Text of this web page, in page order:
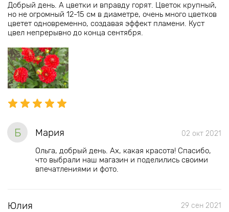
Добрый день. А цветки и вправду горят. Цветок крупный,
но не огромный 12-15 см в диаметре, очень много цветков
цветет одновременно, создавая эффект пламени. Куст
цвел непрерывно до конца сентября.
Б Мария 02 окт 2021
Ольга, добрый день. Ах, какая красота! Спасибо,
что выбрали наш магазин и поделились своими
впечатлениями и фото.
Юлия 29 сен 2021